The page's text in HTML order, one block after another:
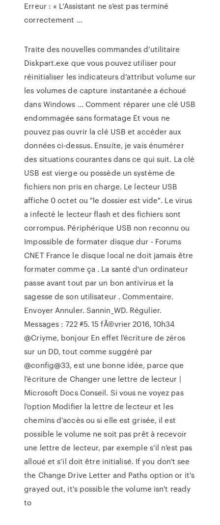
Erreur : « L’Assistant ne s’est pas terminé
correctement ...
Traite des nouvelles commandes d’utilitaire
Diskpart.exe que vous pouvez utiliser pour
réinitialiser les indicateurs d’attribut volume sur
les volumes de capture instantanée a échoué
dans Windows … Comment réparer une clé USB
endommagée sans formatage Et vous ne
pouvez pas ouvrir la clé USB et accéder aux
données ci-dessus. Ensuite, je vais énumérer
des situations courantes dans ce qui suit. La clé
USB est vierge ou possède un système de
fichiers non pris en charge. Le lecteur USB
affiche 0 octet ou "le dossier est vide". Le virus
a infecté le lecteur flash et des fichiers sont
corrompus. Périphérique USB non reconnu ou
Impossible de formater disque dur - Forums
CNET France le disque local ne doit jamais être
formater comme ça . La santé d'un ordinateur
passe avant tout par un bon antivirus et la
sagesse de son utilisateur . Commentaire.
Envoyer Annuler. Sannin_WD. Régulier.
Messages : 722 #5. 15 fÃ©vrier 2016, 10h34
@Criyme, bonjour En effet l'écriture de zéros
sur un DD, tout comme suggéré par
@config@33, est une bonne idée, parce que
l'écriture de Changer une lettre de lecteur |
Microsoft Docs Conseil. Si vous ne voyez pas
l’option Modifier la lettre de lecteur et les
chemins d’accès ou si elle est grisée, il est
possible le volume ne soit pas prêt à recevoir
une lettre de lecteur, par exemple s’il n’est pas
alloué et s’il doit être initialisé. If you don't see
the Change Drive Letter and Paths option or it's
grayed out, it's possible the volume isn't ready
to